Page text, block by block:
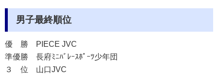
男子最終順位
優 勝 PIECE JVC
準優勝 長府ﾐﾆﾊﾞﾚｰｽﾎﾟｰﾂ少年団
３ 位 山口JVC